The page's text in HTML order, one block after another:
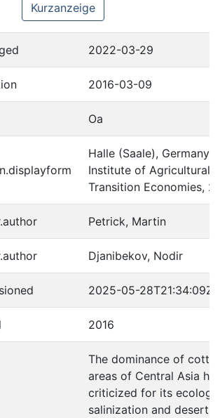
Kurzanzeige
2022-03-29
2016-03-09
Oa
Halle (Saale), Germany :
Institute of Agricultural
Transition Economies,
Petrick, Martin
Djanibekov, Nodir
2025-05-28T21:34:09Z
2016
The dominance of
areas of Central Asia
criticized for its
salinization and